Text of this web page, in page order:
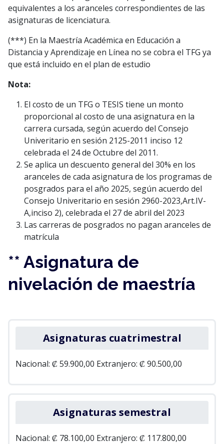
equivalentes a los aranceles correspondientes de las
asignaturas de licenciatura.
(***) En la Maestría Académica en Educación a
Distancia y Aprendizaje en Línea no se cobra el TFG ya
que está incluido en el plan de estudio
Nota:
El costo de un TFG o TESIS tiene un monto
proporcional al costo de una asignatura en la
carrera cursada, según acuerdo del Consejo
Univeritario en sesión 2125-2011 inciso 12
celebrada el 24 de Octubre del 2011.
Se aplica un descuento general del 30% en los
aranceles de cada asignatura de los programas de
posgrados para el año 2025, según acuerdo del
Consejo Univeritario en sesión 2960-2023,Art.IV-
A,inciso 2), celebrada el 27 de abril del 2023
Las carreras de posgrados no pagan aranceles de
matrícula
** Asignatura de
nivelación de maestría
Asignaturas cuatrimestral
Nacional: ₡ 59.900,00 Extranjero: ₡ 90.500,00
Asignaturas semestral
Nacional: ₡ 78.100,00 Extranjero: ₡ 117.800,00